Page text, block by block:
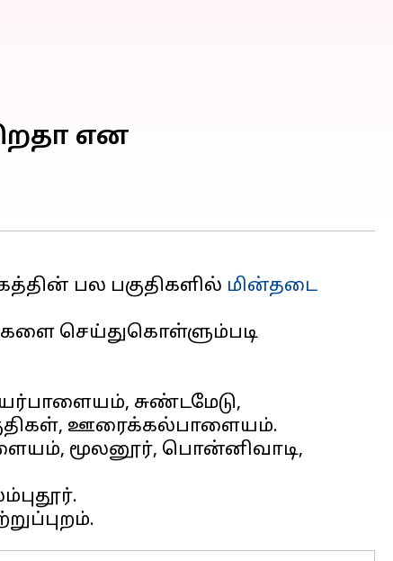
என
பல பகுதிகளில் மின்தடை
செய்துகொள்ளும்படி
சுண்டமேடு,
மூலனூர், பொன்னிவாடி,